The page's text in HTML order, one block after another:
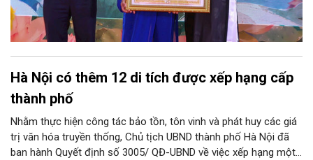
Hà Nội có thêm 12 di tích được xếp hạng cấp
thành phố
Nhằm thực hiện công tác bảo tồn, tôn vinh và phát huy các giá
trị văn hóa truyền thống, Chủ tịch UBND thành phố Hà Nội đã
ban hành Quyết định số 3005/ QĐ-UBND về việc xếp hạng một